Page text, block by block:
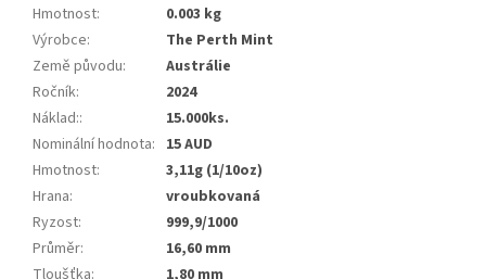
Hmotnost:
0.003 kg
Výrobce:
The Perth Mint
Země původu:
Austrálie
Ročník:
2024
Náklad::
15.000ks.
Nominální hodnota: 15 AUD
Hmotnost:
3,11g (1/10oz)
Hrana:
vroubkovaná
Ryzost:
999,9/1000
Průměr:
16,60 mm
Tloušťka: 1,80 mm